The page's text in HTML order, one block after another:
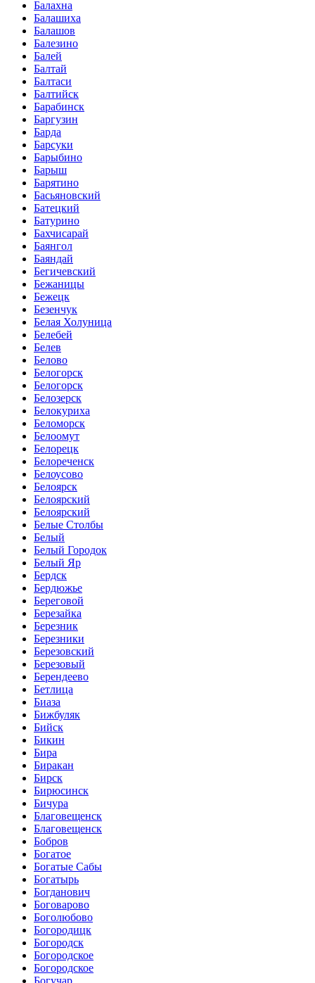
Балахна
Балашиха
Балашов
Балезино
Балей
Балтай
Балтаси
Балтийск
Барабинск
Баргузин
Барда
Барсуки
Барыбино
Барыш
Барятино
Басьяновский
Батецкий
Батурино
Бахчисарай
Баянгол
Баяндай
Бегичевский
Бежаницы
Бежецк
Безенчук
Белая Холуница
Белебей
Белев
Белово
Белогорск
Белогорск
Белозерск
Белокуриха
Беломорск
Белоомут
Белорецк
Белореченск
Белоусово
Белоярск
Белоярский
Белоярский
Белые Столбы
Белый
Белый Городок
Белый Яр
Бердск
Бердюжье
Береговой
Березайка
Березник
Березники
Березовский
Березовый
Берендеево
Бетлица
Биаза
Бижбуляк
Бийск
Бикин
Бира
Биракан
Бирск
Бирюсинск
Бичура
Благовещенск
Благовещенск
Бобров
Богатое
Богатые Сабы
Богатырь
Богданович
Боговарово
Боголюбово
Богородицк
Богородск
Богородское
Богородское
Богучар